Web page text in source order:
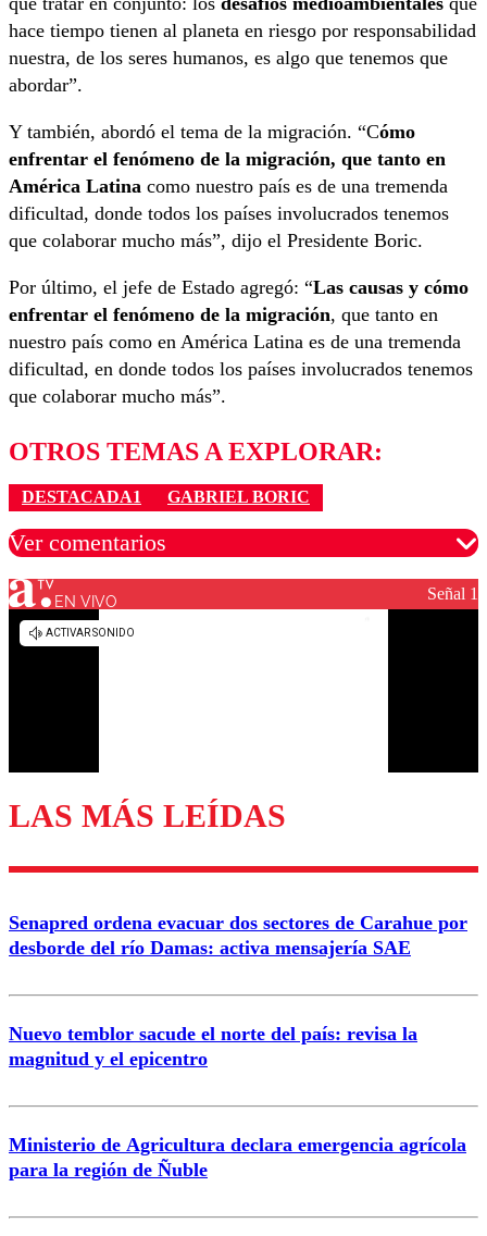
hace tiempo tienen al planeta en riesgo por responsabilidad
nuestra, de los seres humanos, es algo que tenemos que
abordar”.
Y también, abordó el tema de la migración. “Cómo
enfrentar el fenómeno de la migración, que tanto en
América Latina como nuestro país es de una tremenda
dificultad, donde todos los países involucrados tenemos
que colaborar mucho más”, dijo el Presidente Boric.
Por último, el jefe de Estado agregó: “Las causas y cómo
enfrentar el fenómeno de la migración, que tanto en
nuestro país como en América Latina es de una tremenda
dificultad, en donde todos los países involucrados tenemos
que colaborar mucho más”.
OTROS TEMAS A EXPLORAR:
DESTACADA1 GABRIEL BORIC
Ver comentarios
Los comentarios son moderados para garantizar un
Enviar comentario
EN VIVO Señal 1
LAS MÁS LEÍDAS
Senapred ordena evacuar dos sectores de Carahue por
desborde del río Damas: activa mensajería SAE
Nuevo temblor sacude el norte del país: revisa la
magnitud y el epicentro
Ministerio de Agricultura declara emergencia agrícola
para la región de Ñuble